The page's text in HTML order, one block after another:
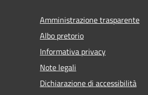
Amministrazione trasparente
Albo pretorio
Informativa privacy
Note legali
Dichiarazione di accessibilità